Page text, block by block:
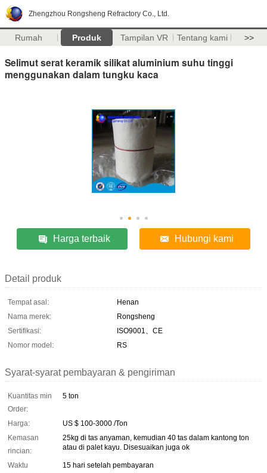
Zhengzhou Rongsheng Refractory Co., Ltd.
Rumah Produk Tampilan VR Tentang kami >>
Selimut serat keramik silikat aluminium suhu tinggi
menggunakan dalam tungku kaca
Harga terbaik Hubungi kami
Detail produk
Tempat asal:
Henan
Nama merek:
Rongsheng
Sertifikasi:
ISO9001、CE
Nomor model:
RS
Syarat-syarat pembayaran & pengiriman
Kuantitas min
Order:
5 ton
Harga:
US $ 100-3000 /Ton
Kemasan
rincian:
25kg di tas anyaman, kemudian 40 tas dalam kantong ton
atau di palet kayu. Disesuaikan juga ok
Waktu
15 hari setelah pembayaran